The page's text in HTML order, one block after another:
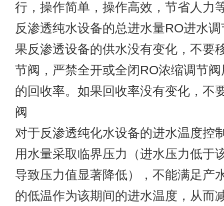
行，操作简单，操作高效，节省人力
反渗透纯水设备的总进水量RO进水
果反渗透设备的供水没有变化，不要
节阀，严禁全开或全闭RO浓缩调节
的回收率。如果回收率没有变化，不
阀
对于反渗透纯化水设备的进水温度控
用水量采取临界压力（进水压力低于
导致压力值显著降低），不能满足产
的低温作为该期间的进水温度，从而